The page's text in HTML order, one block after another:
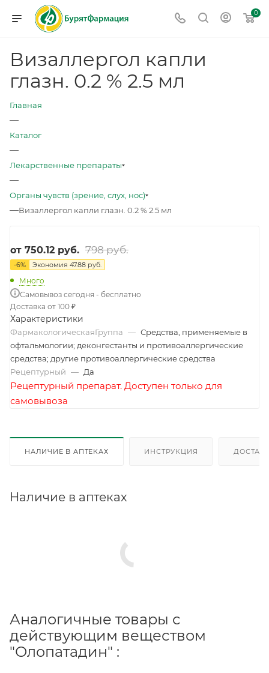
0
Визаллергол капли
глазн. 0.2 % 2.5 мл
Главная
—
Каталог
—
Лекарственные препараты
—
Органы чувств (зрение, слух, нос)
—Визаллергол капли глазн. 0.2 % 2.5 мл
от 750.12 руб. 798 руб.
-6% Экономия 47.88 руб.
Много
Самовывоз сегодня - бесплатно
Доставка от 100 ₽
Характеристики
ФармакологическаяГруппа — Средства, применяемые в
офтальмологии; деконгестанты и противоаллергические
средства; другие противоаллергические средства
Рецептурный — Да
Рецептурный препарат. Доступен только для
самовывоза
НАЛИЧИЕ В АПТЕКАХ ИНСТРУКЦИЯ
Наличие в аптеках
Аналогичные товары с
действующим веществом
"Олопатадин" :